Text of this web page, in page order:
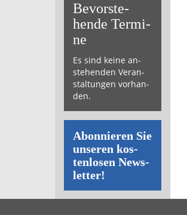
Bevor­ste­
hende Ter­mi­
ne
Es sind keine an­
ste­hen­den Ver­an­
stal­tun­gen vor­han­
den.
Abon­nie­ren Sie
un­se­ren kos­
ten­lo­sen News­
let­ter!